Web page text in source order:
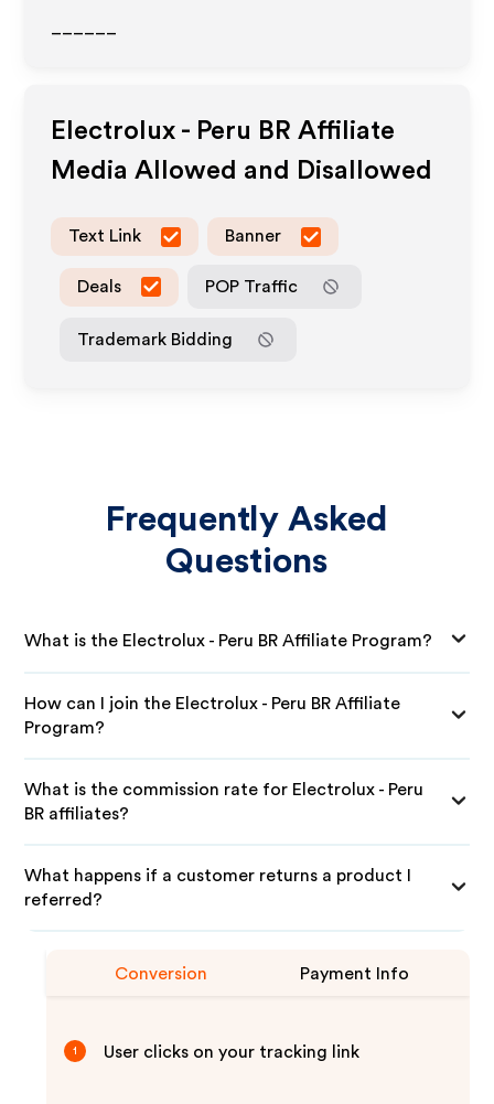
Electrolux - Peru BR Affiliate
Media Allowed and Disallowed
Text Link Banner
Deals POP Traffic
Trademark Bidding
Frequently Asked
Questions
What is the Electrolux - Peru BR Affiliate Program?
How can I join the Electrolux - Peru BR Affiliate
Program?
What is the commission rate for Electrolux - Peru
BR affiliates?
What happens if a customer returns a product I
referred?
Conversion Payment Info
1 User clicks on your tracking link